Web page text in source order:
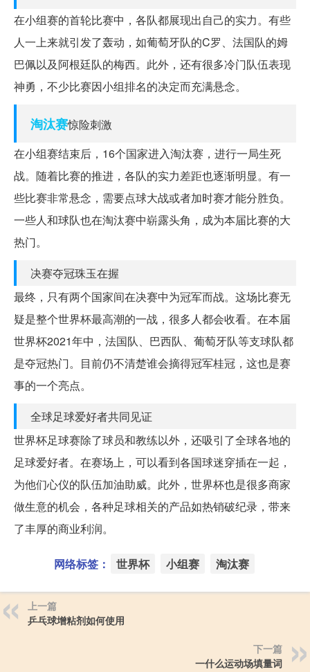
在小组赛的首轮比赛中，各队都展现出自己的实力。有些
人一上来就引发了轰动，如葡萄牙队的C罗、法国队的姆
巴佩以及阿根廷队的梅西。此外，还有很多冷门队伍表现
神勇，不少比赛因小组排名的决定而充满悬念。
淘汰赛惊险刺激
在小组赛结束后，16个国家进入淘汰赛，进行一局生死
战。随着比赛的推进，各队的实力差距也逐渐明显。有一
些比赛非常悬念，需要点球大战或者加时赛才能分胜负。
一些人和球队也在淘汰赛中崭露头角，成为本届比赛的大
热门。
决赛夺冠珠玉在握
最终，只有两个国家间在决赛中为冠军而战。这场比赛无
疑是整个世界杯最高潮的一战，很多人都会收看。在本届
世界杯2021年中，法国队、巴西队、葡萄牙队等支球队都
是夺冠热门。目前仍不清楚谁会摘得冠军桂冠，这也是赛
事的一个亮点。
全球足球爱好者共同见证
世界杯足球赛除了球员和教练以外，还吸引了全球各地的
足球爱好者。在赛场上，可以看到各国球迷穿插在一起，
为他们心仪的队伍加油助威。此外，世界杯也是很多商家
做生意的机会，各种足球相关的产品如热销破纪录，带来
了丰厚的商业利润。
网络标签： 世界杯 小组赛 淘汰赛
上一篇
乒乓球增粘剂如何使用
下一篇
一什么运动场填量词